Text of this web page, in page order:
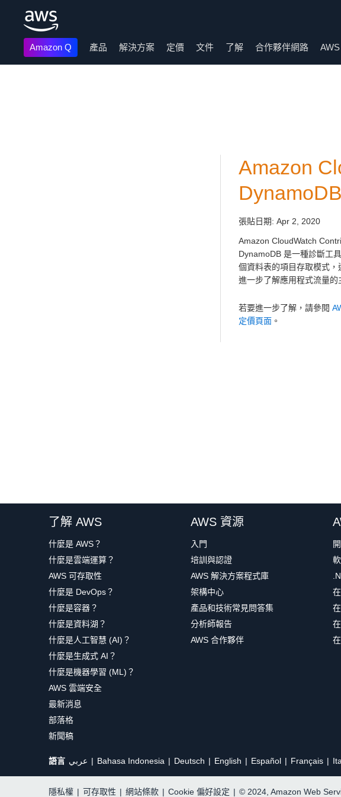
Amazon Q 產品 解決方案 定價 文件 了解 合作夥伴網路
Amazon
張貼日期: Apr 2, 2020
Amazon CloudWatch
DynamoDB 是一種診斷工
個資料表的項目存取模式
進一步了解應用程式流量的
若要進一步了解，請參閱
定價頁面 。
了解 AWS
什麼是 AWS？
什麼是雲端運算？
AWS 可存取性
什麼是 DevOps？
什麼是容器？
什麼是資料湖？
什麼是人工智慧 (AI)？
什麼是生成式 AI？
什麼是機器學習 (ML)？
AWS 雲端安全
最新消息
部落格
新聞稿
AWS 資源
入門
培訓與認證
AWS 解決方案程式庫
架構中心
產品和技術常見問答集
分析師報告
AWS 合作夥伴
語言 عربي Bahasa Indonesia Deutsch English Español Français
隱私權 | 可存取性 | 網站條款 | Cookie 偏好設定 | © 2024, Amazon Web